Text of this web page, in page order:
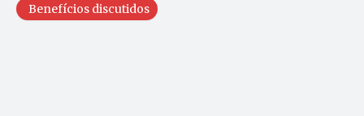
Benefícios discutidos